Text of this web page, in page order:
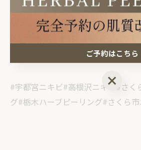
⏰平日9:00〜18:00（最終受付）
土日•祝8:00〜18:00（最終受付）
⚠️完全予約制
#宇都宮ニキビ#高根沢ニキビ#さく
グ#栃木ハーブピーリング#さくら
ご予約はこちら
ご予約はこちら